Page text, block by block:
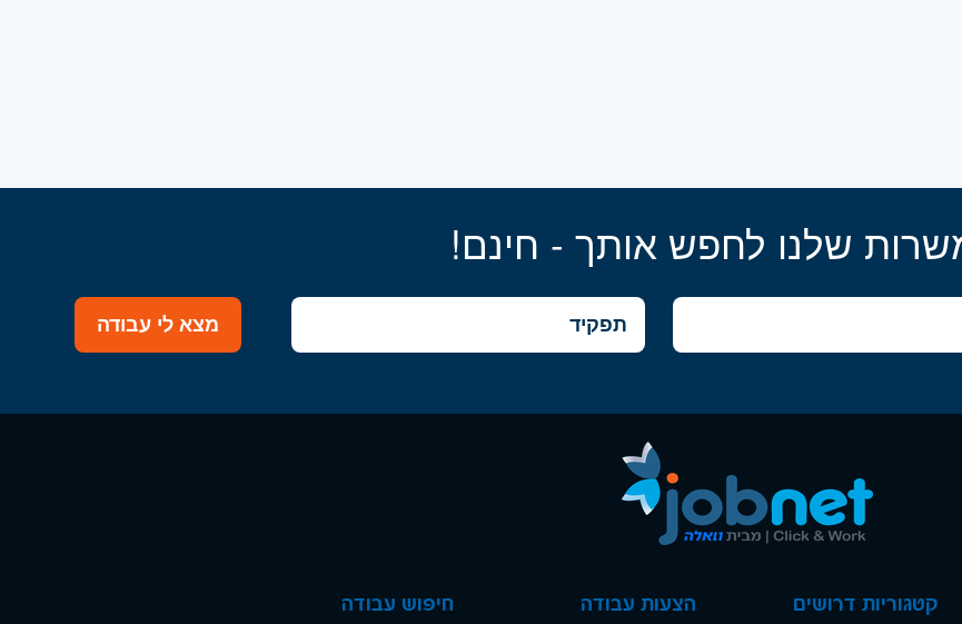
שלנו לחפש אותך - חינם!
מצא לי עבודה
קטגוריות דרושים
הצעות עבודה חיפוש עבודה